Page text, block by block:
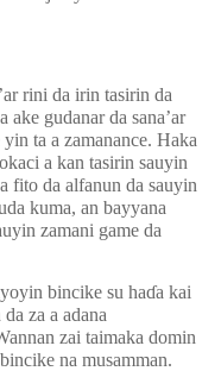
rini da irin tasirin da
gudanar da sana’ar
ta a zamanance. Haka
a kan tasirin sauyin
fito da alfanun da sauyin
kuma, an bayyana
zamani game da
bincike su haɗa kai
za a adana
zai taimaka domin
na musamman.